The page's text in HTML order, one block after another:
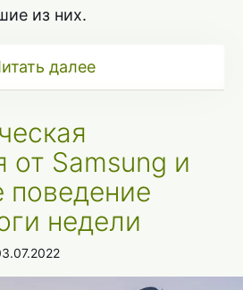
из них.
далее
от Samsung и
поведение
недели